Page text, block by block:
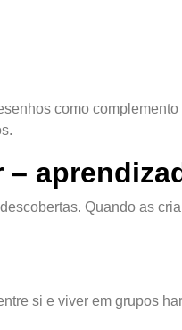
como
Quando as
si e viver em grupos